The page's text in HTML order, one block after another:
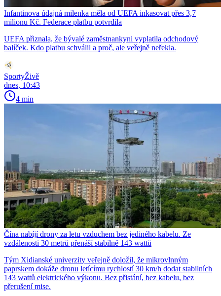
Infantinova údajná milenka měla od UEFA inkasovat přes 3,7
milionu Kč. Federace platbu potvrdila
UEFA přiznala, že bývalé zaměstnankyni vyplatila odchodový
balíček. Kdo platbu schválil a proč, ale veřejně neřekla.
SportyŽivě
dnes, 10:43
4 min
Čína nabíjí drony za letu vzduchem bez jediného kabelu. Ze
vzdálenosti 30 metrů přenáší stabilně 143 wattů
Tým Xidianské univerzity veřejně doložil, že mikrovlnným
paprskem dokáže dronu letícímu rychlostí 30 km/h dodat stabilních
143 wattů elektrického výkonu. Bez přistání, bez kabelu, bez
přerušení mise.